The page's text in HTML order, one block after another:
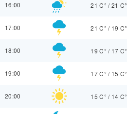
16:00 21 C° /21 C°
17:00 21 C° / 19 C°
18:00 19 C° / 17 C°
19:00 17 C° / 15 C°
20:00 15 C° / 14 C°